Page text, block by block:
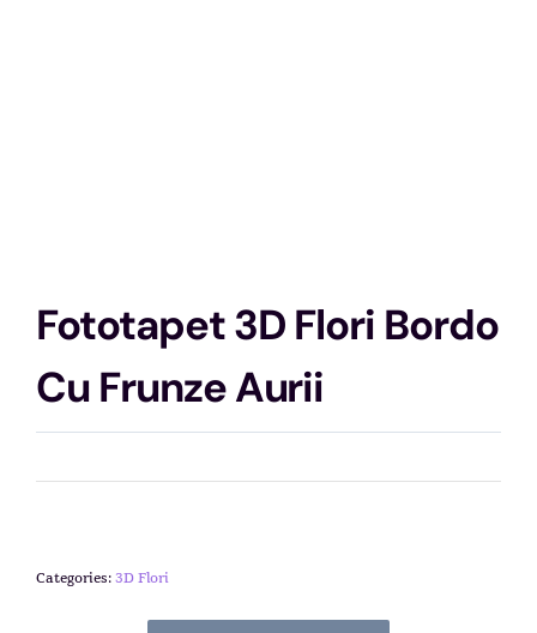
Fototapet 3D Flori Bordo
Cu Frunze Aurii
Categories:3D Flori